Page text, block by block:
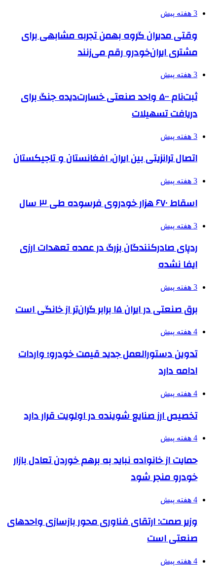
3 هفته پیش
وقتی مدیران گروه بهمن تجربه مشابهی برای
مشتری ایران‌خودرو رقم می‌زنند
3 هفته پیش
ثبت‌نام ۵۰۰ واحد صنعتی خسارت‌دیده جنگ برای
دریافت تسهیلات
3 هفته پیش
اتصال ترانزیتی بین ایران، افغانستان و تاجیکستان
3 هفته پیش
اسقاط ۶۷۰ هزار خودروی فرسوده طی ۳ سال
3 هفته پیش
ردپای صادرکنندگان بزرگ در عمده تعهدات ارزی
ایفا نشده
3 هفته پیش
برق صنعتی در ایران ۱۵ برابر گران‌تر از خانگی است
4 هفته پیش
تدوین دستورالعمل جدید قیمت خودرو؛ واردات
ادامه دارد
4 هفته پیش
تخصیص ارز صنایع شوینده در اولویت قرار دارد
4 هفته پیش
حمایت از خانواده نباید به برهم خوردن تعادل بازار
خودرو منجر شود
4 هفته پیش
وزیر صمت: ارتقای فناوری محور بازسازی واحدهای
صنعتی است
4 هفته پیش